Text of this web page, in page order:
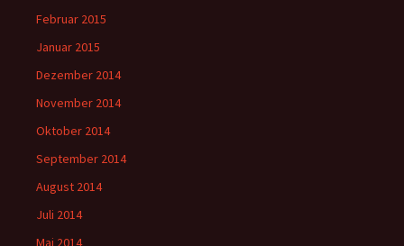
Februar 2015
Januar 2015
Dezember 2014
November 2014
Oktober 2014
September 2014
August 2014
Juli 2014
Mai 2014